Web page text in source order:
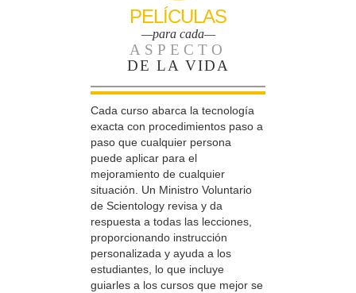
PELÍCULAS
—para cada—
ASPECTO
DE LA VIDA
Cada curso abarca la tecnología
exacta con procedimientos paso a
paso que cualquier persona
puede aplicar para el
mejoramiento de cualquier
situación. Un Ministro Voluntario
de Scientology revisa y da
respuesta a todas las lecciones,
proporcionando instrucción
personalizada y ayuda a los
estudiantes, lo que incluye
guiarles a los cursos que mejor se